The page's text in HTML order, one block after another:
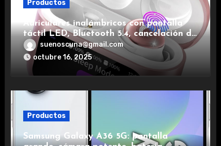
Productos
Auriculares inalámbricos con pantalla
táctil LED, Bluetooth 5.4, cancelación de
ruido, impermeables y de larga duración.
suenoscuna@gmail.com
octubre 16, 2025
Productos
Samsung Galaxy A36 5G: pantalla